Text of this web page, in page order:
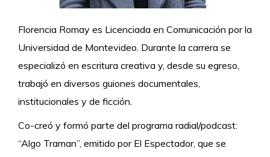
Florencia Romay es Licenciada en Comunicación por la
Universidad de Montevideo. Durante la carrera se
especializó en escritura creativa y, desde su egreso,
trabajó en diversos guiones documentales,
institucionales y de ficción.
Co-creó y formó parte del programa radial/podcast:
“Algo Traman”, emitido por El Espectador, que se